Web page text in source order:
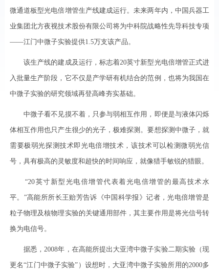
微通道板型光电倍增管生产线建成运行。未来两年内，中国兵器工
业集团北方夜视技术股份有限公司将为中科院战略性先导科技专项
——江门中微子实验提供1.5万支该产品。
该生产线的建成及运行，标志着20英寸新型光电倍增管正式进
入批量生产阶段，它不仅是产学研有机结合的范例，也将为我国在
中微子实验的研究领域再登高峰夯实基础。
中微子看不见摸不着，只参与弱相互作用，即便是与液体闪烁
体相互作用也只产生很少的光子，极难探测。要想探测中微子，就
需要极弱光探测技术即光电倍增技术，该技术可以检测微弱光信
号，具有极高的灵敏度和超快的时间响应，就像猎手敏锐的猎眼。
“20英寸新型光电倍增管代表着光电倍增管的最高技术水
平。”高能所所长王贻芳告诉《中国科学报》记者，光电倍增管是
粒子物理及核物理实验的关键通用部件，其主要作用是将光信号转
换为电信号。
据悉，2008年，在高能所提出大亚湾中微子实验二期实验（现
更名“江门中微子实验”）设想时，大亚湾中微子实验所用的2000多